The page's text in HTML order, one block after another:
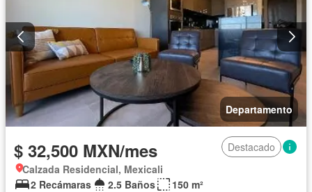
Departamento
$ 32,500 MXN/mes
Destacado
Calzada Residencial, Mexicali
2 Recámaras
2.5 Baños
150 m²